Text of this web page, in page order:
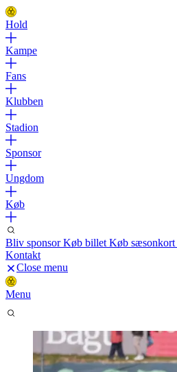
Hold
Kampe
Fans
Klubben
Stadion
Sponsor
Ungdom
Køb
Bliv sponsorKøb billet Køb sæsonkort
Kontakt
Close menu
Menu